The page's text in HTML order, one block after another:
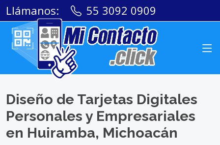
Llámanos: 55 3092 0909
Diseño de Tarjetas Digitales
Personales y Empresariales
en Huiramba, Michoacán